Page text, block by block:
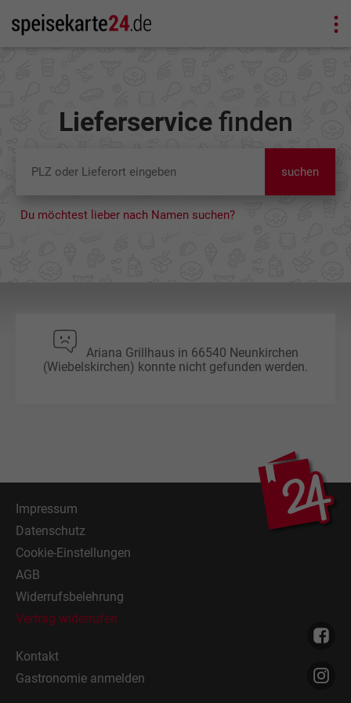
Lieferservicefinden
suchen
Du möchtest lieber nach Namen suchen?
Ariana Grillhaus in 66540 Neunkirchen
(Wiebelskirchen) konnte nicht gefunden werden.
Impressum
Datenschutz
Cookie-Einstellungen
AGB
Widerrufsbelehrung
Vertrag widerrufen
Kontakt
Gastronomie anmelden